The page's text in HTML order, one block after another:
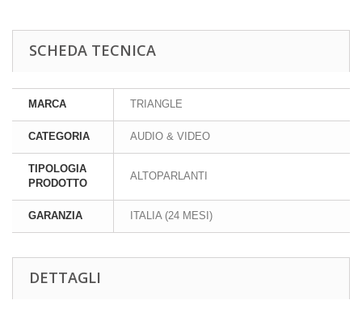
SCHEDA TECNICA
MARCA TRIANGLE
CATEGORIA AUDIO & VIDEO
TIPOLOGIA
PRODOTTO
ALTOPARLANTI
GARANZIA ITALIA (24 MESI)
DETTAGLI